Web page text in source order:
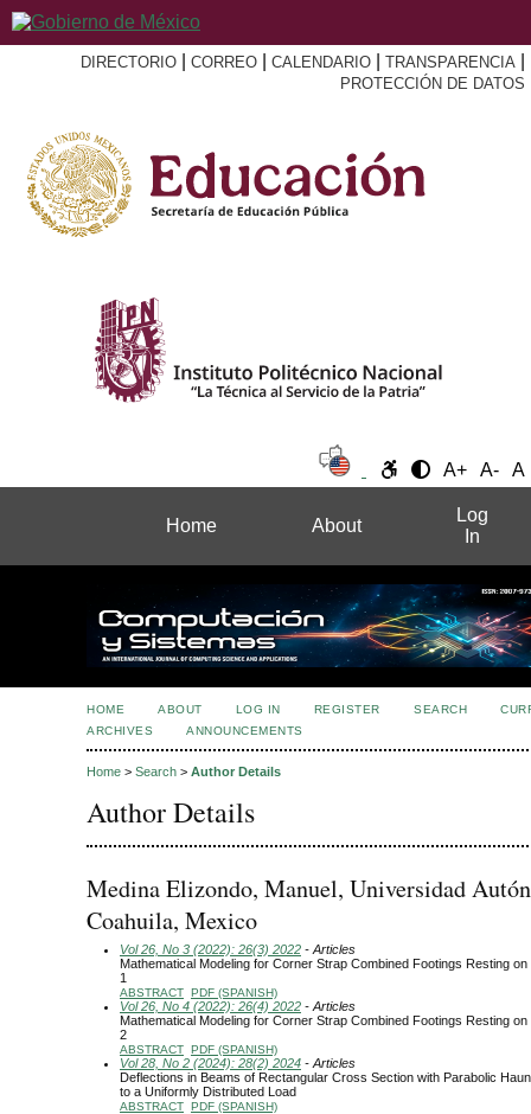
DIRECTORIO CORREO CALENDARIO TRANSPARENCIA
PROTECCIÓN DE DATOS
A+ A- A
Home About
Log
In
HOME ABOUT LOG IN REGISTER SEARCH
ARCHIVES
ANNOUNCEMENTS
Home > Search > Author Details
Author Details
Medina Elizondo, Manuel, Universidad
Coahuila, Mexico
Vol 26, No 3 (2022): 26(3) 2022 - Articles
Mathematical Modeling for Corner Strap Combined Footings Resting
1
ABSTRACT PDF (SPANISH)
Vol 26, No 4 (2022): 26(4) 2022 - Articles
Mathematical Modeling for Corner Strap Combined Footings Resting
2
ABSTRACT PDF (SPANISH)
Vol 28, No 2 (2024): 28(2) 2024 - Articles
Deflections in Beams of Rectangular Cross Section with Parabolic
to a Uniformly Distributed Load
ABSTRACT PDF (SPANISH)